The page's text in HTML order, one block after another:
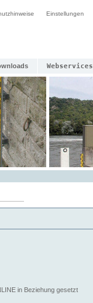
Einstellungen
Webservices
in Beziehung gesetzt